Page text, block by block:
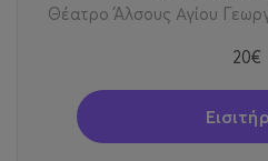
Θέατρο Άλσους Αγίου
20€